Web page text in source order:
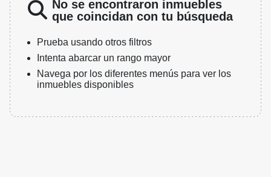
No se encontraron inmuebles
que coincidan con tu búsqueda
Prueba usando otros filtros
Intenta abarcar un rango mayor
Navega por los diferentes menús para ver los
inmuebles disponibles